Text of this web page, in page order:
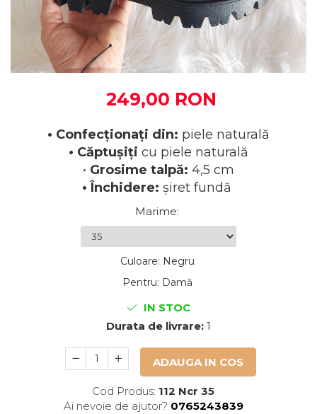
249,00 RON
• Confecționați din: piele naturală
• Căptușiți cu piele naturală
• Grosime talpă: 4,5 cm
• Închidere: șiret fundă
Marime:
Culoare: Negru
Pentru: Damă
IN STOC
Durata de livrare: 1
ADAUGA IN COS
Cod Produs: 112 Ncr 35
Ai nevoie de ajutor? 0765243839